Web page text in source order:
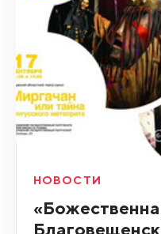
НОВОСТИ